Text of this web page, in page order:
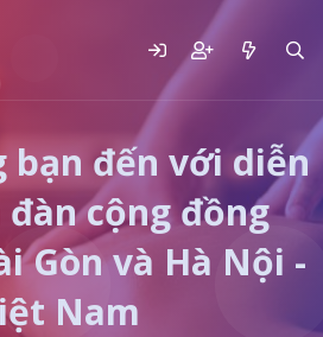
bạn đến với diễn
cộng đồng
Gòn và Hà Nội -
Nam